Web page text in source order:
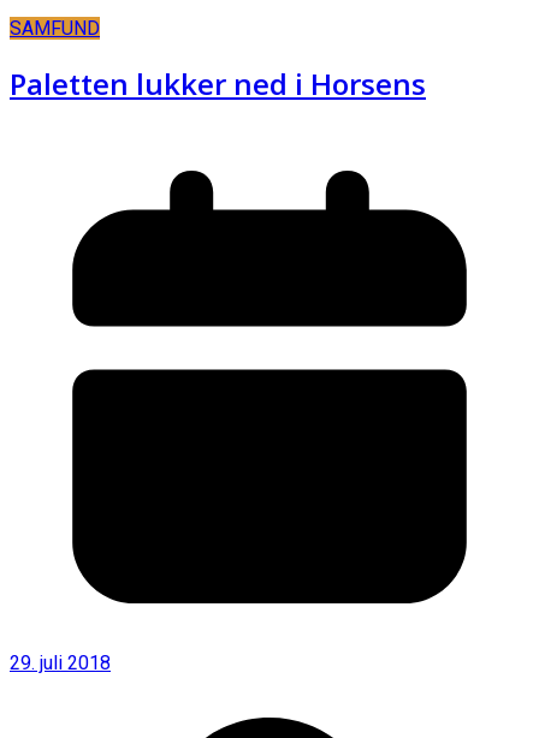
SAMFUND
Paletten lukker ned i Horsens
29. juli 2018